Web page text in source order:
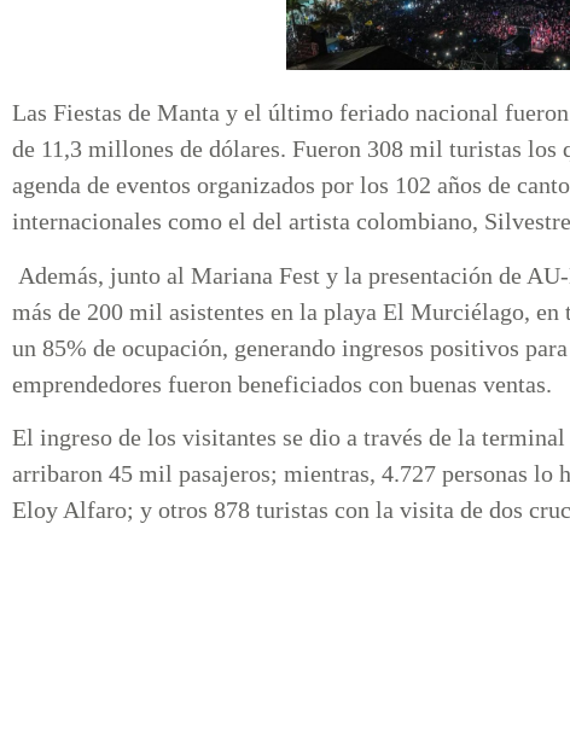
Las Fiestas de Manta y el último feriado nacional
de 11,3 millones de dólares. Fueron 308 mil turistas
agenda de eventos organizados por los 102 años de
internacionales como el del artista colombiano,
Además, junto al Mariana Fest y la presentación de
más de 200 mil asistentes en la playa El Murciélago,
un 85% de ocupación, generando ingresos positivos
emprendedores fueron beneficiados con buenas ventas.
El ingreso de los visitantes se dio a través de la
arribaron 45 mil pasajeros; mientras, 4.727 personas lo
Eloy Alfaro; y otros 878 turistas con la visita de dos